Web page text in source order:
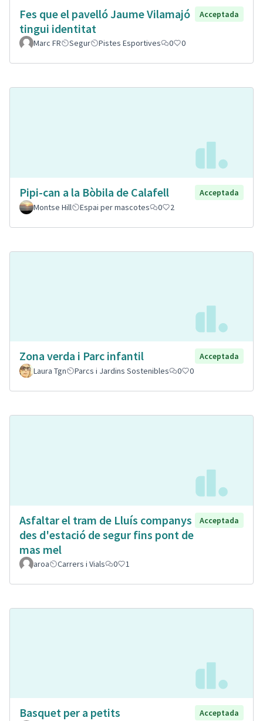
Fes que el pavelló Jaume Vilamajó
tingui identitat
Acceptada
Marc FR Segur Pistes Esportives 0 0
Pipi-can a la Bòbila de Calafell
Acceptada
Montse Hill
Espai per mascotes 0 2
Zona verda i Parc infantil
Acceptada
Laura Tgn
Parcs i Jardins Sostenibles 0 0
Asfaltar el tram de Lluís companys
des d'estació de segur fins pont de
mas mel
Acceptada
aroa Carrers i Vials 0 1
Basquet per a petits
Acceptada